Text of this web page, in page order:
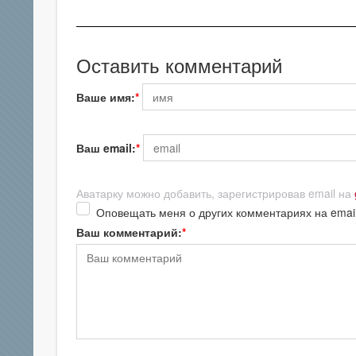
Оставить комментарий
Ваше имя:
Ваш email:
Аватарку можно добавить, зарегистрировав email на
Оповещать меня о других комментариях на email
Ваш комментарий: